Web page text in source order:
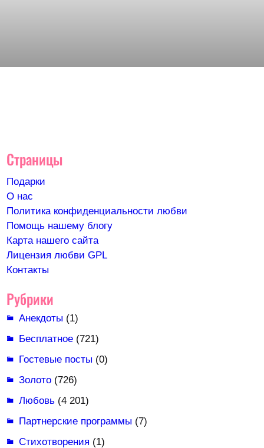
Страницы
Подарки
О нас
Политика конфиденциальности любви
Помощь нашему блогу
Карта нашего сайта
Лицензия любви GPL
Контакты
Рубрики
Анекдоты (1)
Бесплатное(721)
Гостевые посты (0)
Золото(726)
Любовь(4 201)
Партнерские программы (7)
Стихотворения (1)